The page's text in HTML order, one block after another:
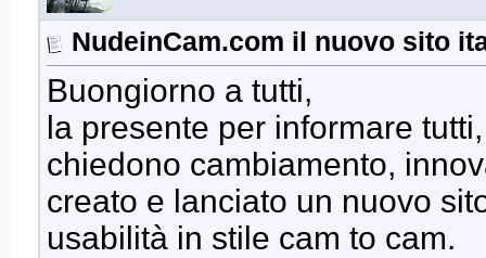
NudeinCam.com il nuovo sito
Buongiorno a tutti,
la presente per informare
chiedono cambiamento,
creato e lanciato un nuovo
usabilità in stile cam to cam.